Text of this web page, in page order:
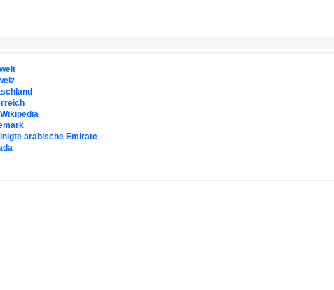
arabische Emirate